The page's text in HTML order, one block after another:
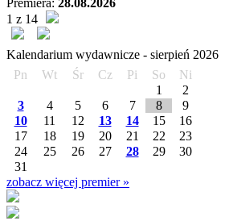
Premiera: 28.08.2026
1 z 14
Kalendarium wydawnicze - sierpień 2026
Pn
Wt Śr Cz Pi So
Ni
1
2
3
4 5 6 7 8
9
10
11 12 13 14 15
16
17
18 19 20 21 22
23
24
25 26 27 28 29
30
31
zobacz więcej premier »